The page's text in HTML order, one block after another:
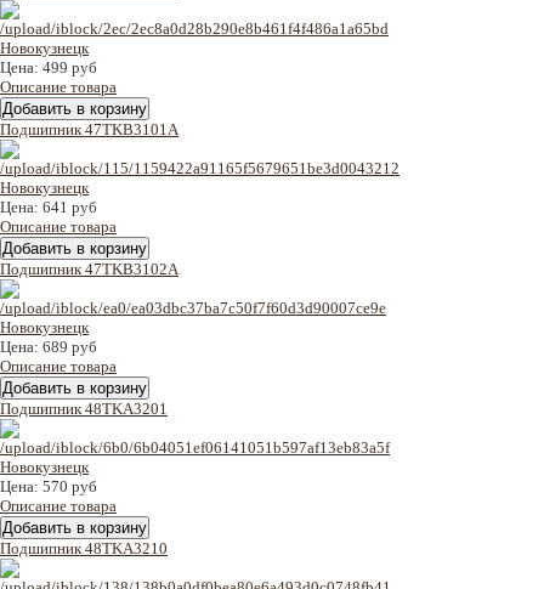
Цена: 499 руб
Описание товара
Подшипник 47TKB3101A
Цена: 641 руб
Описание товара
Подшипник 47TKB3102A
Цена: 689 руб
Описание товара
Подшипник 48TKA3201
Цена: 570 руб
Описание товара
Подшипник 48TKA3210